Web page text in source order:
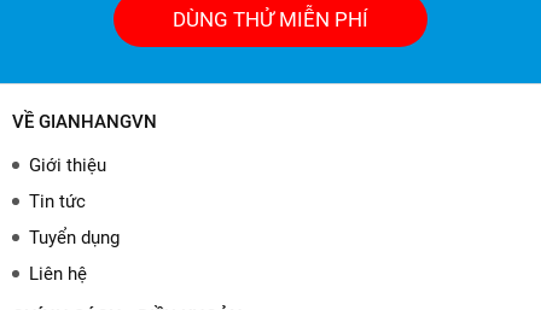
DÙNG THỬ MIỄN PHÍ
VỀ GIANHANGVN
Giới thiệu
Tin tức
Tuyển dụng
Liên hệ